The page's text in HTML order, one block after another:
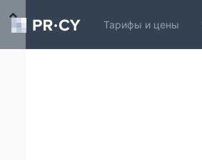
Тарифы и цены